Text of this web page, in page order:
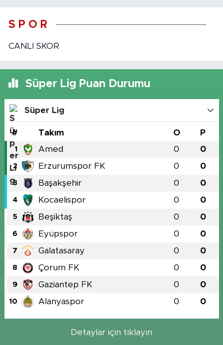
S P O R
CANLI SKOR
Süper Lig Puan Durumu
Süper Lig
# Takım O P
1 Amed 0 0
2 Erzurumspor FK 0 0
3 Başakşehir 0 0
4 Kocaelispor 0 0
5 Beşiktaş 0 0
6 Eyüpspor 0 0
7 Galatasaray 0 0
8 Çorum FK 0 0
9 Gaziantep FK 0 0
10 Alanyaspor 0 0
Detaylar için tıklayın